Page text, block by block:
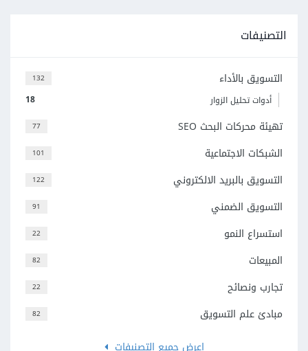
التصنيفات
132 التسويق بالأداء
18 أدوات تحليل الزوار
77 تهيئة محركات البحث SEO
101 الشبكات الاجتماعية
122 التسويق بالبريد الالكتروني
91 التسويق الضمني
22 استسراع النمو
82 المبيعات
22 تجارب ونصائح
82
مبادئ علم التسويق
اعرض جميع التصنيفات